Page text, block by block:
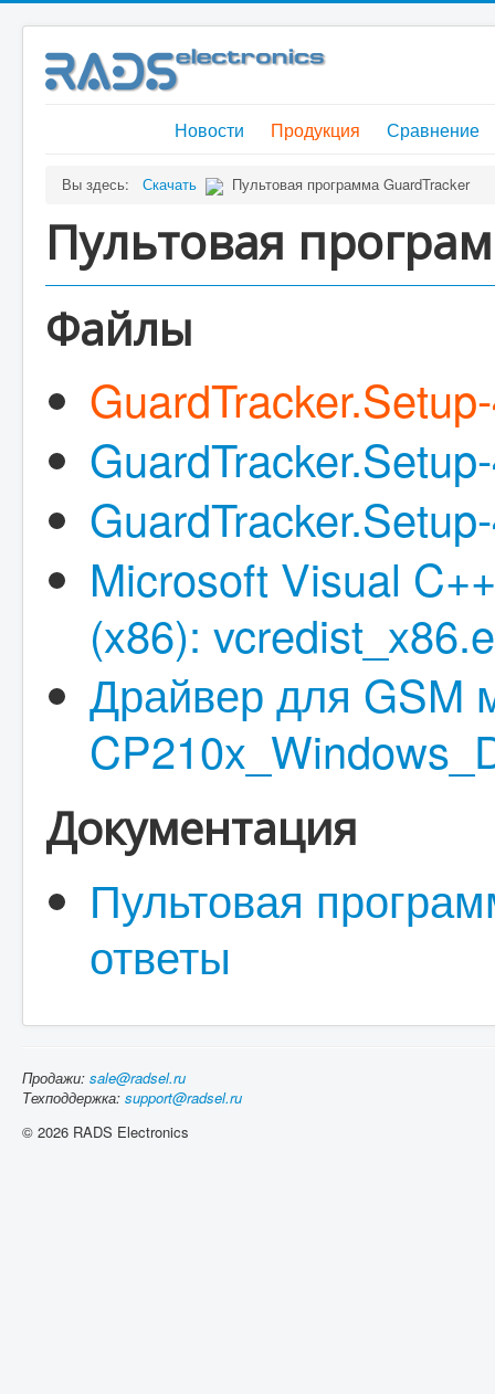
Новости Продукция Сравнение
Вы здесь: Скачать Пультовая программа GuardTracker
Пультовая
Файлы
Microsoft Visual
(x86):
Драйвер для GSM
Документация
Пультовая
ответы
Продажи: sale@radsel.ru
Техподдержка: support@radsel.ru
© 2026 RADS Electronics